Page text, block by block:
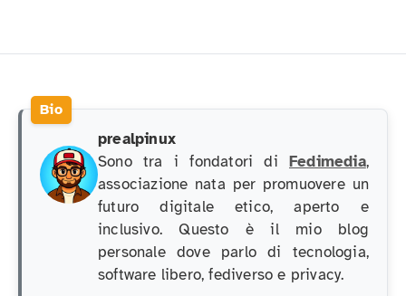
prealpinux
Sono tra i fondatori di Fedimedia,
associazione nata per promuovere un
futuro digitale etico, aperto e
inclusivo. Questo è il mio blog
personale dove parlo di tecnologia,
software libero, fediverso e privacy.